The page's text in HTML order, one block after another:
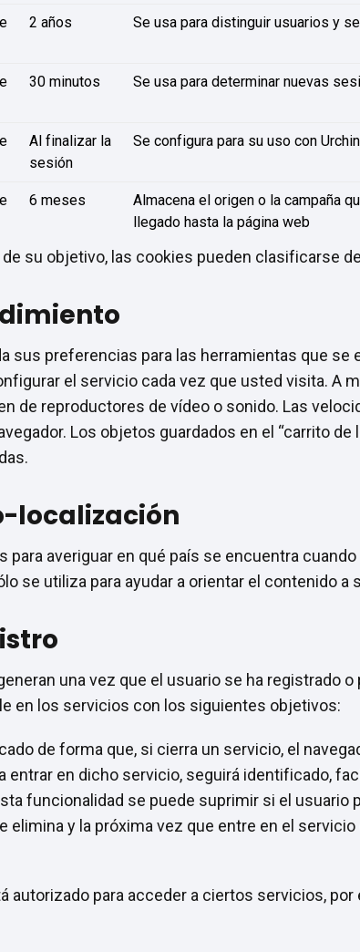
2 años Se usa para distinguir usuarios y
30 minutos Se usa para determinar nuevas
Al finalizar la
sesión
Se configura para su uso con Urchin
6 meses
Almacena el origen o la campaña
llegado hasta la página web
su objetivo, las cookies pueden clasificarse
sus preferencias para las herramientas que se
el servicio cada vez que usted visita. A
de reproductores de vídeo o sonido. Las
Los objetos guardados en el “carrito de
localización
para averiguar en qué país se encuentra
se utiliza para ayudar a orientar el contenido a
una vez que el usuario se ha registrado
en los servicios con los siguientes objetivos:
de forma que, si cierra un servicio, el
entrar en dicho servicio, seguirá identificado,
funcionalidad se puede suprimir si el usuario
elimina y la próxima vez que entre en el
autorizado para acceder a ciertos servicios, por